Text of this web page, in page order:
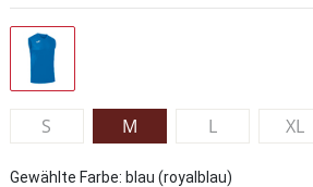
S M L XL
Gewählte Farbe: blau (royalblau)